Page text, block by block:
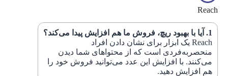
Reach
آیا با بهبود ریچ، فروش ما هم افزایش پیدا می‌کند؟
Reach یک ابزار برای نشان دادن افراد
منحصربه‌فردی است که از محتواهای شما دیدن
می‌کنند. با افزایش این عدد می‌توانید فروش خود را
هم افزایش دهید.